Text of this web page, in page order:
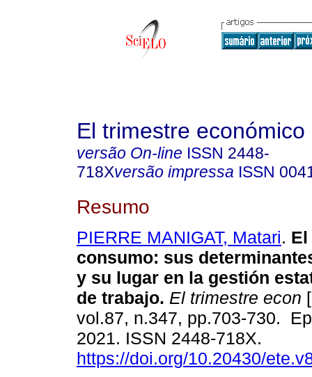
El trimestre económico
versão On-line ISSN 2448-
718Xversão impressa ISSN
Resumo
PIERRE MANIGAT, Matari.
consumo: sus
y su lugar en la gestión
de trabajo. El trimestre econ
vol.87, n.347, pp.703-730.
2021. ISSN 2448-718X.
https://doi.org/10.20430/